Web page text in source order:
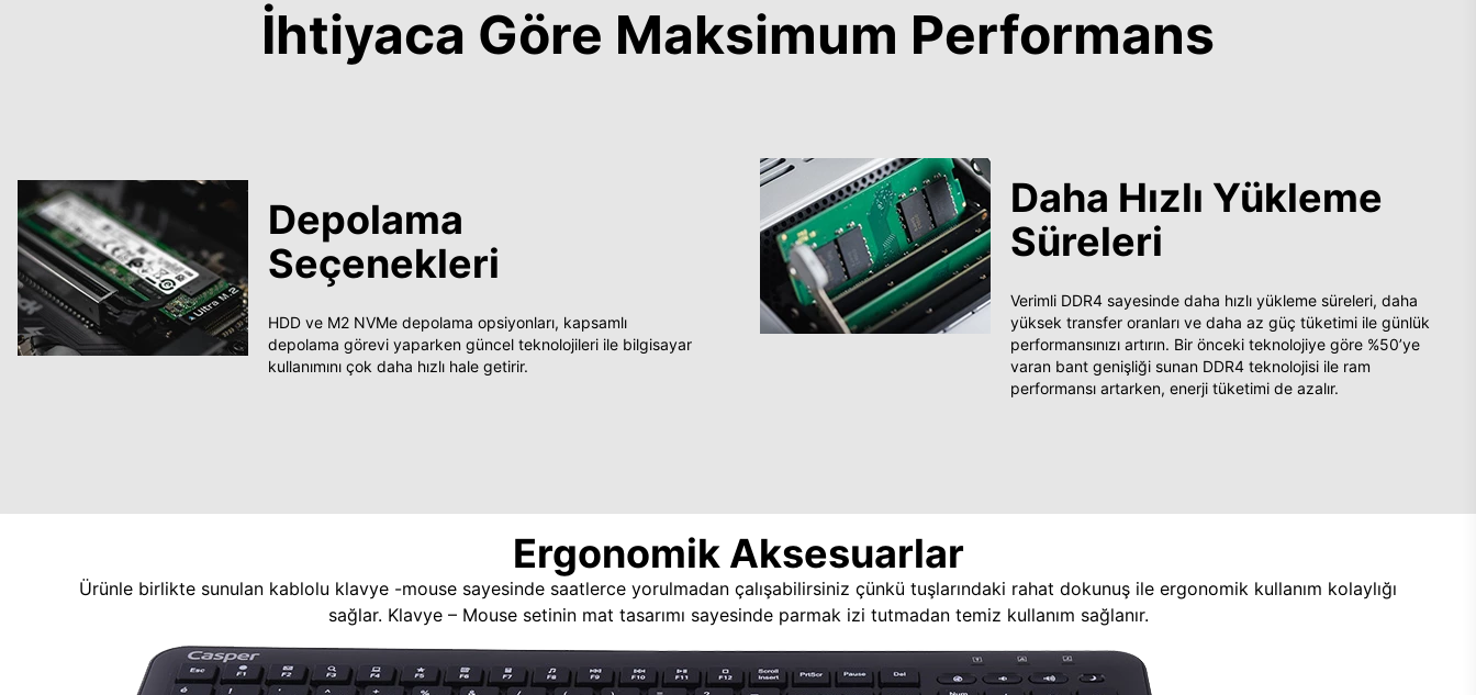
İhtiyaca Göre Maksimum Performans
Depolama
Seçenekleri
HDD ve M2 NVMe depolama opsiyonları, kapsamlı
depolama görevi yaparken güncel teknolojileri ile bilgisayar
kullanımını çok daha hızlı hale getirir.
Daha Hızlı Yükleme
Süreleri
Verimli DDR4 sayesinde daha hızlı yükleme süreleri, daha
yüksek transfer oranları ve daha az güç tüketimi ile günlük
performansınızı artırın. Bir önceki teknolojiye göre %50’ye
varan bant genişliği sunan DDR4 teknolojisi ile ram
performansı artarken, enerji tüketimi de azalır.
Ergonomik Aksesuarlar
Ürünle birlikte sunulan kablolu klavye -mouse sayesinde saatlerce yorulmadan çalışabilirsiniz çünkü tuşlarındaki rahat dokunuş ile ergonomik kullanım kolaylığı
sağlar. Klavye – Mouse setinin mat tasarımı sayesinde parmak izi tutmadan temiz kullanım sağlanır.